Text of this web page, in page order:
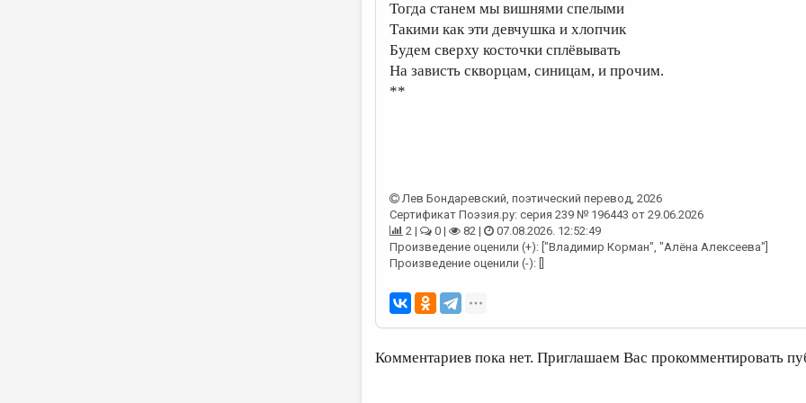
Тогда станем мы вишнями спелыми
Такими как эти девчушка и хлопчик
Будем сверху косточки сплёвывать
На зависть скворцам, синицам, и прочим.
**
Лев Бондаревский, поэтический перевод, 2026
Сертификат Поэзия.ру: серия 239 № 196443 от 29.06.2026
2 |
0 | 82 |
07.08.2026. 12:52:49
Произведение оценили (+): ["Владимир Корман", "Алёна Алексеева"]
Произведение оценили (-): []
Комментариев пока нет. Приглашаем Вас прокомментировать